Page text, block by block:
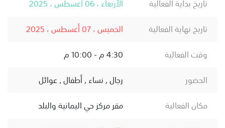
تاريخ نهاية الفعالية
الخميس ، 07 أغسطس ، 2025
وقت الفعالية
4:30 م - 10:00 م
الحضور
رجال , نساء , أطفال , عوائل
مكان الفعالية
مقر مركز حي اليمانية والبلد